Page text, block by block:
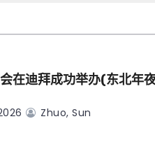
在迪拜成功举办(东北年
Zhuo, Sun